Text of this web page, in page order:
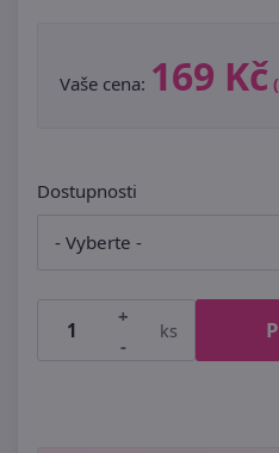
Vaše cena: 169 Kč
Dostupnosti
+
-
ks